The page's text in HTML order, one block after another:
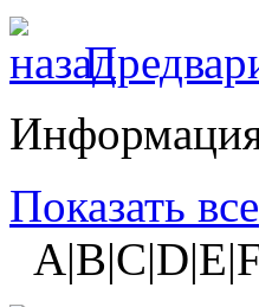
Информация
Показать все